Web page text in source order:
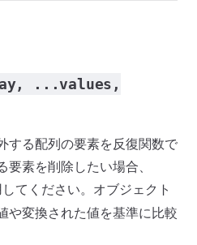
...values,
する配列の要素を反復関数で
素を削除したい場合、
てください。オブジェクト
や変換された値を基準に比較